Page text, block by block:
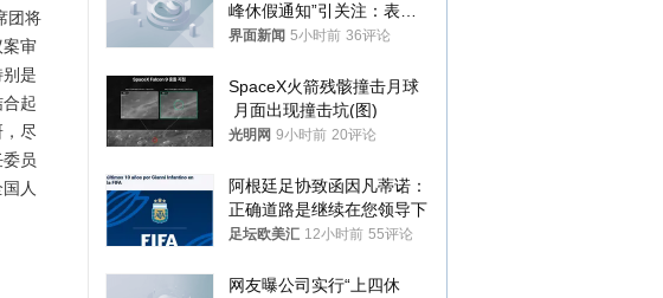
团将
审
是
起
尽
员
人
峰休假通知”引关注：表述
不够准确，待修改后印发
界面新闻 5小时前 36评论
SpaceX火箭残骸撞击月球
月面出现撞击坑(图)
光明网 9小时前 20评论
阿根廷足协致函因凡蒂诺：
正确道路是继续在您领导下
足坛欧美汇 12小时前 55评论
网友曝公司实行“上四休